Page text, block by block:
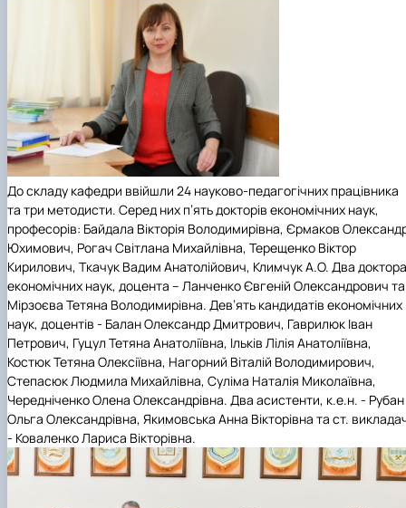
До складу кафедри ввійшли 24 науково-педагогічних працівника
та три методисти. Серед них п’ять докторів економічних наук,
професорів: Байдала Вікторія Володимирівна, Єрмаков
Юхимович, Рогач Світлана Михайлівна, Терещенко Віктор
Кирилович, Ткачук Вадим Анатолійович, Климчук А.О. Два доктора
економічних наук, доцента – Ланченко Євгеній Олександрович та
Мірзоєва Тетяна Володимирівна. Дев’ять кандидатів економічних
наук, доцентів - Балан Олександр Дмитрович, Гаврилюк Іван
Петрович, Гуцул Тетяна Анатоліївна, Ільків Лілія Анатоліївна,
Костюк Тетяна Олексіївна, Нагорний Віталій Володимирович,
Степасюк Людмила Михайлівна, Суліма Наталія Миколаївна,
Чередніченко Олена Олександрівна. Два асистенти, к.е.н. - Рубан
Ольга Олександрівна, Якимовська Анна Вікторівна та ст.
- Коваленко Лариса Вікторівна.